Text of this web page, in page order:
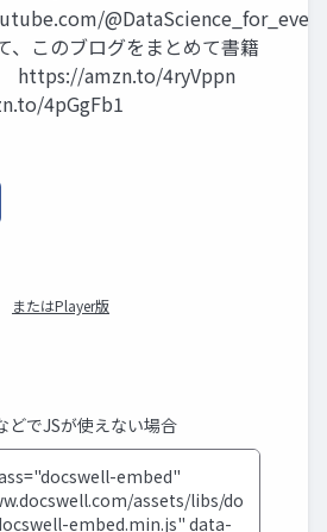
、このブログをまとめて書籍
amzn.to/4ryVppn
4pGgFb1
またはPlayer版
どでJSが使えない場合